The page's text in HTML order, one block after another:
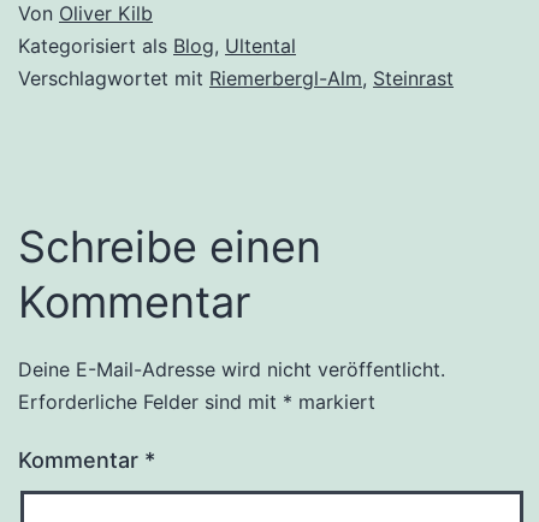
Von Oliver Kilb
Kategorisiert als Blog, Ultental
Verschlagwortet mit Riemerbergl-Alm, Steinrast
Schreibe einen
Kommentar
Deine E-Mail-Adresse wird nicht veröffentlicht.
Erforderliche Felder sind mit * markiert
Kommentar *